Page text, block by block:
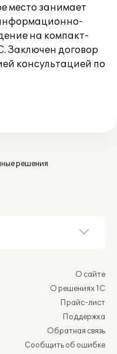
место занимает
на компакт-
Заключен договор
консультацией по
решения
О сайте
О решениях 1С
Прайс-лист
Поддержка
Обратная связь
Сообщить об ошибке